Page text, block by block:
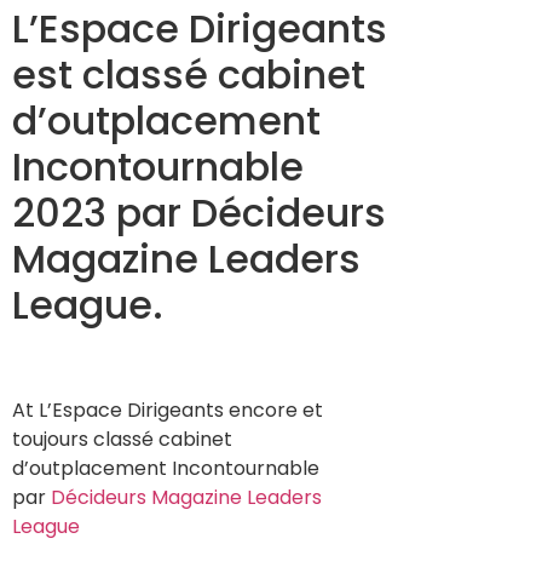
L’Espace Dirigeants
est classé cabinet
d’outplacement
Incontournable
2023 par Décideurs
Magazine Leaders
League.
At L’Espace Dirigeants encore et
toujours classé cabinet
d’outplacement Incontournable
par Décideurs Magazine Leaders
League